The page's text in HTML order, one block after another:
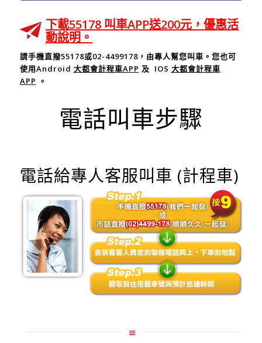
下載55178 叫車APP送200元，優惠活
動說明。
請手機直撥55178或02-4499178，由專人幫您叫車。您也可
使用Android 大都會計程車APP 及 IOS 大都會計程車
APP 。
電話叫車步驟
電話給專人客服叫車 (計程車)